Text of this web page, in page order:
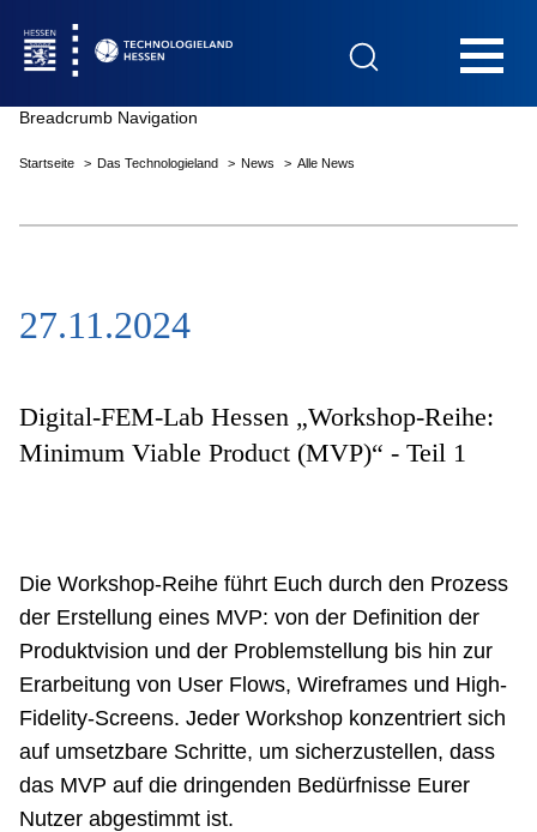
Das Technologieland
Innovationsfelder
Breadcrumb Navigation
Startseite Das Technologieland News Alle News
27.11.2024
Digital-FEM-Lab Hessen „Workshop-Reihe:
Minimum Viable Product (MVP)“ - Teil 1
Die Workshop-Reihe führt Euch durch den Prozess
der Erstellung eines MVP: von der Definition der
Produktvision und der Problemstellung bis hin zur
Erarbeitung von User Flows, Wireframes und High-
Fidelity-Screens. Jeder Workshop konzentriert sich
auf umsetzbare Schritte, um sicherzustellen, dass
das MVP auf die dringenden Bedürfnisse Eurer
Nutzer abgestimmt ist.